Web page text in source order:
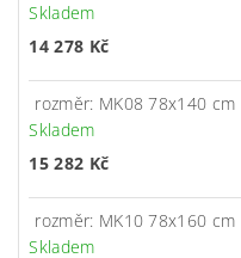
Skladem
14 278 Kč
rozměr: MK08 78x140 cm
Skladem
15 282 Kč
rozměr: MK10 78x160 cm
Skladem